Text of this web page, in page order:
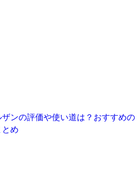
ザンの評価や使い道は？おすすめの
め